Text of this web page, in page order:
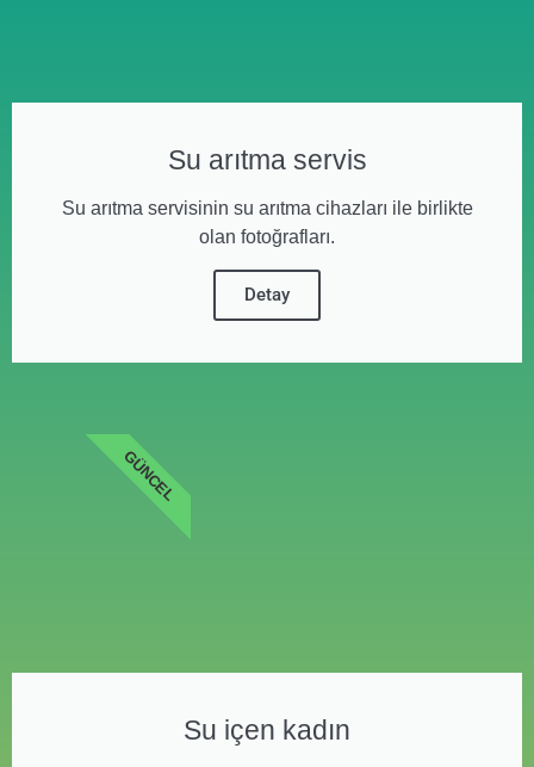
Su arıtma servis
Su arıtma servisinin su arıtma cihazları ile birlikte
olan fotoğrafları.
Detay
Su içen kadın
GÜNCEL